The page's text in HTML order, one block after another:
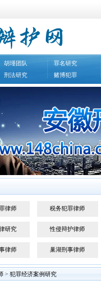
胡瑾团队
罪名研究
刑法研究 赌博犯罪
律师 税务犯罪律师
研究 性侵辩护律师
律师 巢湖刑事律师
> 犯罪经济案例研究